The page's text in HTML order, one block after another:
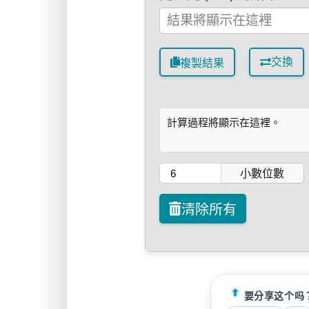
複製結果 交換
計算過程將顯示在這裡。
小數位數
清除所有
要分享这个吗